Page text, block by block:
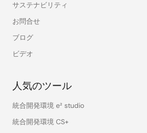
サステナビリティ
お問合せ
ブログ
ビデオ
人気のツール
統合開発環境 e² studio
統合開発環境 CS+